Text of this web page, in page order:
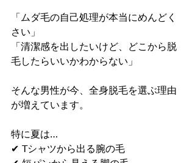
「ムダ毛の自己処理が本当にめんどく
さい」
「清潔感を出したいけど、どこから脱
毛したらいいかわからない」
そんな男性が今、全身脱毛を選ぶ理由
が増えています。
特に夏は…
✔ Tシャツから出る腕の毛